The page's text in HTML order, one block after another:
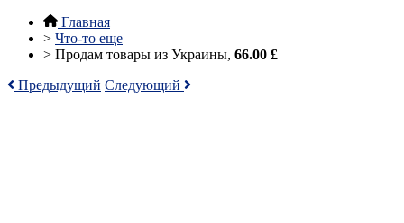
Главная
> Что-то еще
> Продам товары из Украины, 66.00 £
Предыдущий Следующий